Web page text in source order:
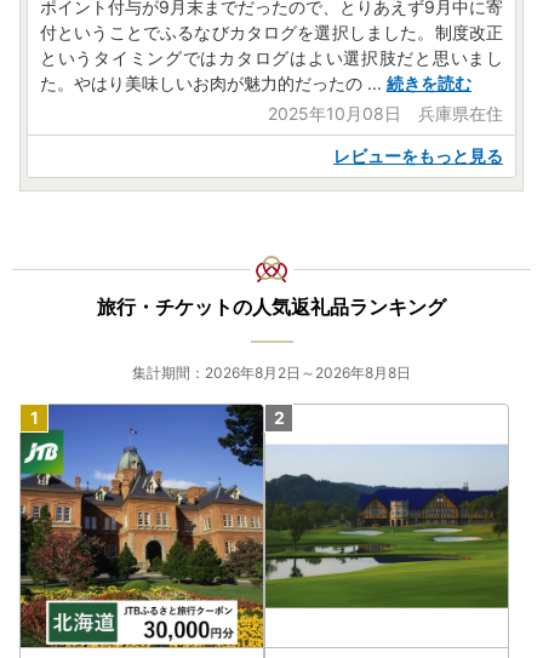
ポイント付与が9月末までだったので、とりあえず9月中に寄
付ということでふるなびカタログを選択しました。制度改正
というタイミングではカタログはよい選択肢だと思いまし
た。やはり美味しいお肉が魅力的だったの ... 続きを読む
2025年10月08日 兵庫県在住
レビューをもっと見る
旅行・チケットの人気返礼品ランキング
集計期間：2026年8月2日～2026年8月8日